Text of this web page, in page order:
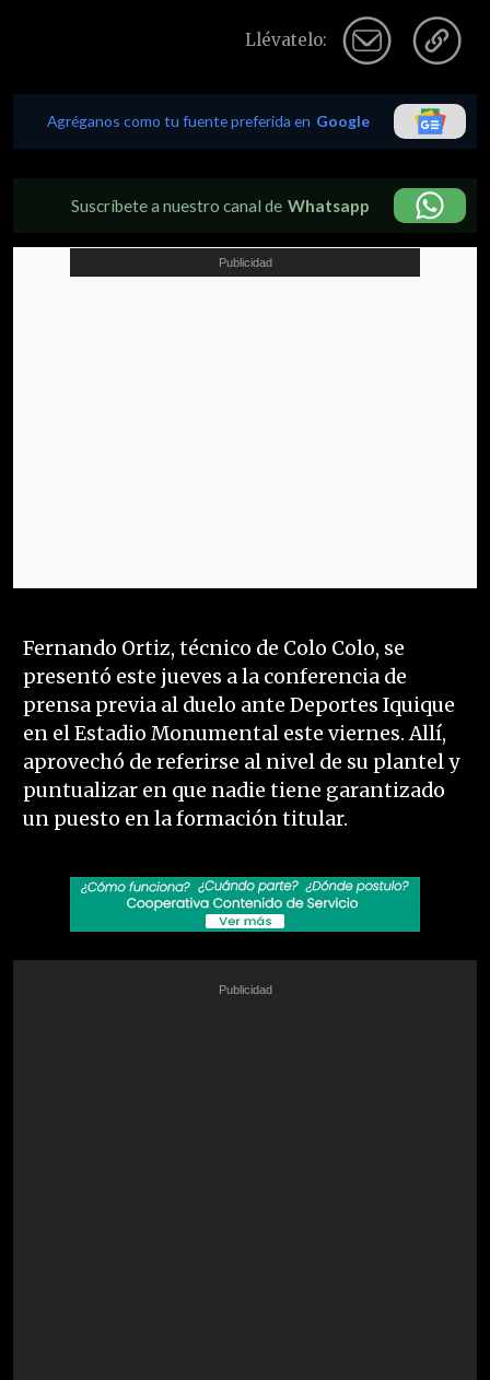
Llévatelo:
Agréganos como tu fuente preferida en Google
Suscríbete a nuestro canal de Whatsapp
Fernando Ortiz, técnico de Colo Colo, se
presentó este jueves a la conferencia de
prensa previa al duelo ante Deportes Iquique
en el Estadio Monumental este viernes. Allí,
aprovechó de referirse al nivel de su plantel y
puntualizar en que nadie tiene garantizado
un puesto en la formación titular.